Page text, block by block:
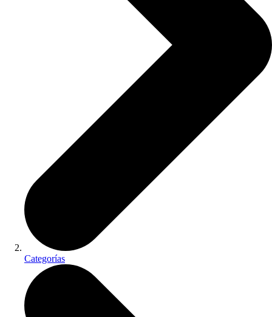
Categorías